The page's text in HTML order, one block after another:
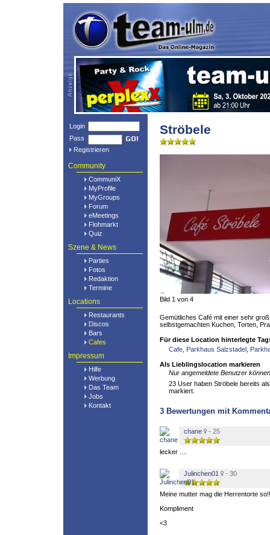
Login
Pass
Registrieren
Community
CommuniX
MyProfile
MyGroups
Forum
eMeetings
Flohmarkt
Quiz
Szene & News
Parties
Fotos
Redaktion
Termine
Locations
Restaurants
Discos
Bars
Cafes
Impressum
Hilfe
Werbung
Das Team
Jobs
Kontakt
Ströbele
Bild 1 von 4
Gemütliches Café mit einer sehr
selbstgemachten Kuchen, Torten,
Für diese Location hinterlegte
Cafe Parkhaus Salzstadel
Als Lieblingslocation markieren
Nur angemeldete Benutzer
23 User haben Ströbele bereits
markiert.
3 Bewertungen mit
chane - 25
lecker ....
Julinchen01 - 30
Meine mutter mag die Herrentorte
Kompliment
<3